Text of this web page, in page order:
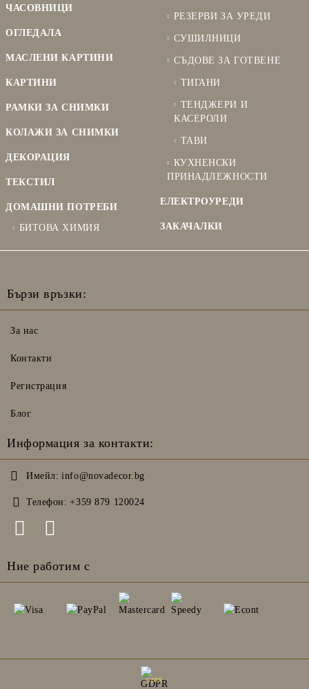
ЧАСОВНИЦИ
ОГЛЕДАЛА
МАСЛЕНИ КАРТИНИ
КАРТИНИ
РАМКИ ЗА СНИМКИ
КОЛАЖИ ЗА СНИМКИ
ДЕКОРАЦИЯ
ТЕКСТИЛ
ДОМАШНИ ПОТРЕБИ
БИТОВА ХИМИЯ
РЕЗЕРВИ ЗА УРЕДИ
СУШИЛНИЦИ
СЪДОВЕ ЗА ГОТВЕНЕ
ТИГАНИ
ТЕНДЖЕРИ И
КАСЕРОЛИ
ТАВИ
КУХНЕНСКИ
ПРИНАДЛЕЖНОСТИ
ЕЛЕКТРОУРЕДИ
ЗАКАЧАЛКИ
Бързи връзки:
За нас
Контакти
Регистрация
Блог
Информация за контакти:
Имейл: info@novadecor.bg
Телефон: +359 879 120024
Ние работим с
GDPR